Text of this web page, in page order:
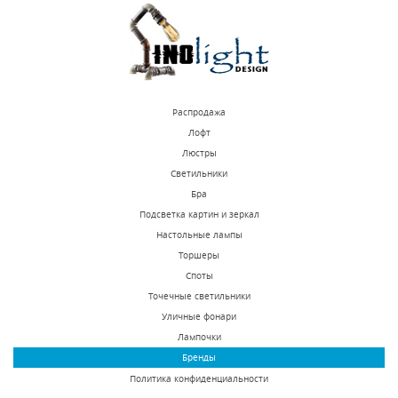
Распродажа
Лофт
Люстры
Светильники
Бра
Подсветка картин и зеркал
Настольные лампы
Торшеры
Споты
Точечные светильники
Уличные фонари
Лампочки
Бренды
Политика конфиденциальности